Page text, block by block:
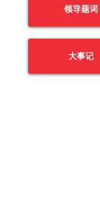
领导题词
大事记